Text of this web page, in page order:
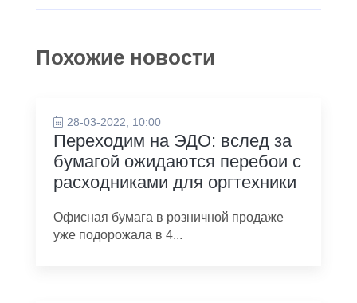
Похожие новости
28-03-2022, 10:00
Переходим на ЭДО: вслед за
бумагой ожидаются перебои с
расходниками для оргтехники
Офисная бумага в розничной продаже
уже подорожала в 4...